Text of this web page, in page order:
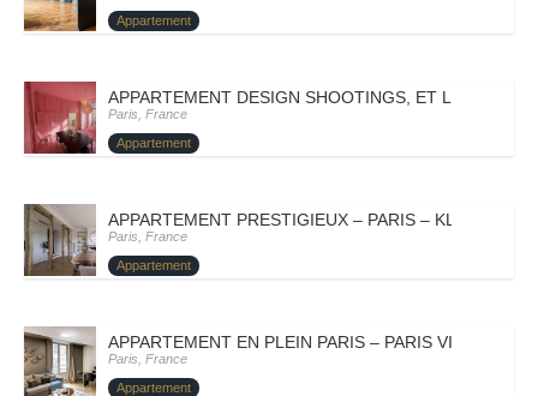
Appartement
APPARTEMENT DESIGN SHOOTINGS, ET
Paris, France
Appartement
APPARTEMENT PRESTIGIEUX – PARIS – KLEOFINA
Paris, France
Appartement
APPARTEMENT EN PLEIN PARIS – PARIS VIII –
Paris, France
Appartement